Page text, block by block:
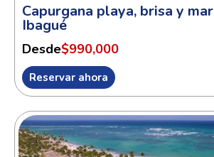
Capurgana playa, brisa y
Ibagué
Desde$990,000
Reservar ahora